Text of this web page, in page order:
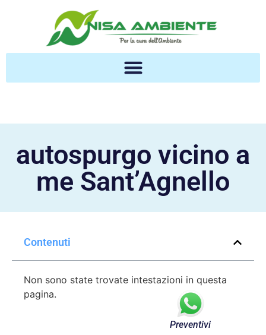
autospurgo vicino a
me Sant’Agnello
Contenuti
Non sono state trovate intestazioni in questa
pagina.
Preventivi